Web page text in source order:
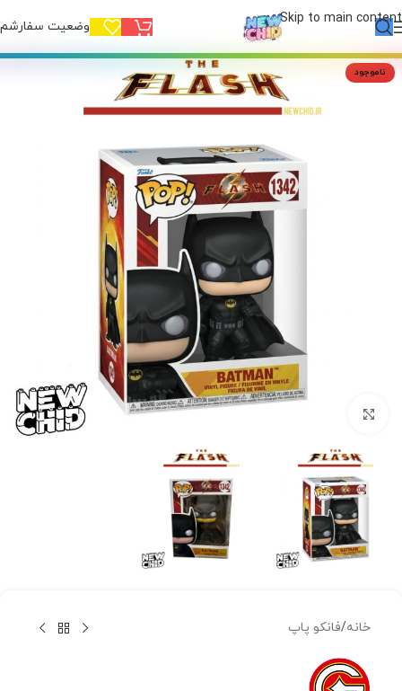
Skip to main content وضعیت
ناموجود
خانه/فانکو پاپ